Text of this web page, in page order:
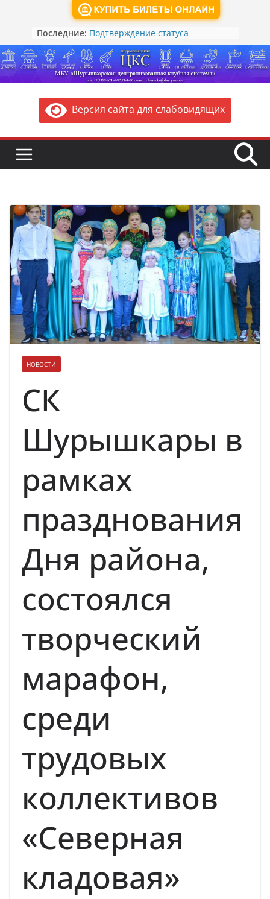
Суббота, 8 августа, 2026
Последние:
Обзор лучших ведомственных и
региональных практик
проведения мероприятий по
реализации Основ
государственной политики по
сохранению и укреплению
духовно-нравственных ценностей
через Цифровой ID в
Как действовать при атаке БПЛА:
безопасности при угрозе или
атаке БПЛА (беспилотников)
Минкультуры России запускает
акцию для школьников «Чудеса
народных промыслов России.
Олимпиада»
Версия сайта для слабовидящих
НОВОСТИ
СК
Шурышкары в
рамках
празднования
Дня района,
состоялся
творческий
марафон,
среди
трудовых
коллективов
«Северная
кладовая»